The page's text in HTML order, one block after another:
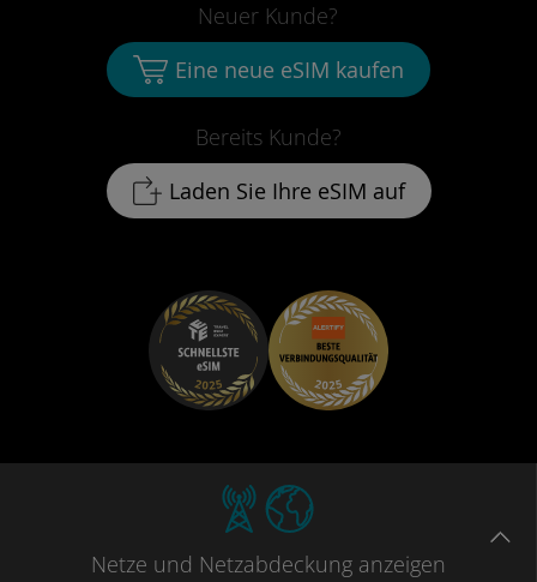
Bereits Kunde?
Laden Sie Ihre eSIM auf
Neuer Kunde?
Eine neue eSIM kaufen
Netze und Netzabdeckung anzeigen